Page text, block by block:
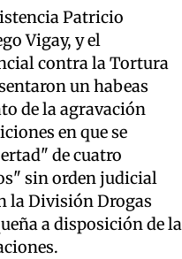
Patricio
Vigay, y el
contra la Tortura
un habeas
de la agravación
en que se
de cuatro
sin orden judicial
la División Drogas
a disposición de la